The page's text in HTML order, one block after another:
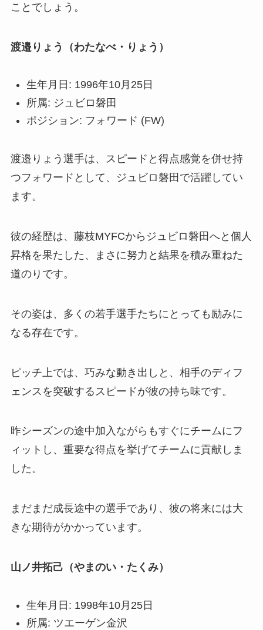
ことでしょう。
渡邉りょう（わたなべ・りょう）
生年月日: 1996年10月25日
所属: ジュビロ磐田
ポジション: フォワード (FW)
渡邉りょう選手は、スピードと得点感覚を併せ持
つフォワードとして、ジュビロ磐田で活躍してい
ます。
彼の経歴は、藤枝MYFCからジュビロ磐田へと個人
昇格を果たした、まさに努力と結果を積み重ねた
道のりです。
その姿は、多くの若手選手たちにとっても励みに
なる存在です。
ピッチ上では、巧みな動き出しと、相手のディフ
ェンスを突破するスピードが彼の持ち味です。
昨シーズンの途中加入ながらもすぐにチームにフ
ィットし、重要な得点を挙げてチームに貢献しま
した。
まだまだ成長途中の選手であり、彼の将来には大
きな期待がかかっています。
山ノ井拓己（やまのい・たくみ）
生年月日: 1998年10月25日
所属: ツエーゲン金沢